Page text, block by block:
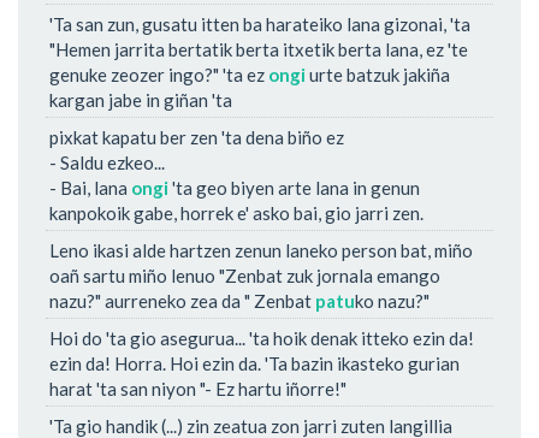
'Ta san zun, gusatu itten ba harateiko lana gizonai, 'ta
"Hemen jarrita bertatik berta itxetik berta lana, ez 'te
genuke zeozer ingo?" 'ta ez ongiurte batzuk jakiña
kargan jabe in giñan 'ta
pixkat kapatu ber zen 'ta dena biño ez
- Saldu ezkeo...
- Bai, lana ongi'ta geo biyen arte lana in genun
kanpokoik gabe, horrek e' asko bai, gio jarri zen.
Leno ikasi alde hartzen zenun laneko person bat, miño
oañ sartu miño lenuo "Zenbat zuk jornala emango
nazu?" aurreneko zea da " Zenbat patuko nazu?"
Hoi do 'ta gio asegurua... 'ta hoik denak itteko ezin da!
ezin da! Horra. Hoi ezin da. 'Ta bazin ikasteko gurian
harat 'ta san niyon "- Ez hartu iñorre!"
'Ta gio handik (...) zin zeatua zon jarri zuten langillia